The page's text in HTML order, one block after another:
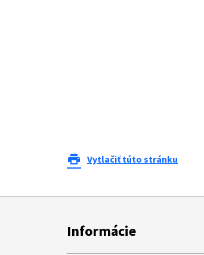
print Vytlačiť túto stránku
Informácie